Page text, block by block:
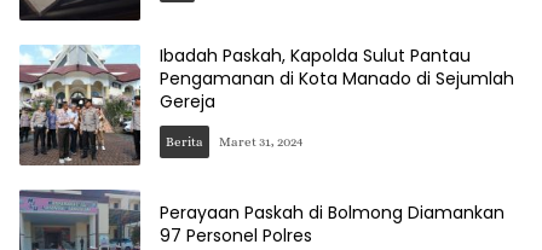
Ibadah Paskah, Kapolda Sulut Pantau
Pengamanan di Kota Manado di Sejumlah
Gereja
Berita Maret 31, 2024
Perayaan Paskah di Bolmong Diamankan
97 Personel Polres